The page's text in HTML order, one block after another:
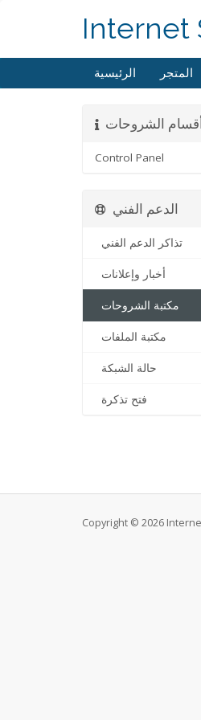
Internet
الرئيسية
الشروحات
Control Panel
الدعم الفني
تذاكر الدعم الفني
أخبار وإعلانات
مكتبة الشروحات
مكتبة الملفات
حالة الشبكة
فتح تذكرة
Copyright © 2026